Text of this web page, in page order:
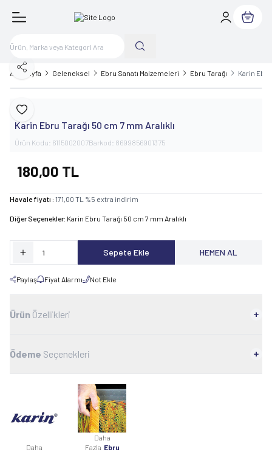
Sepetim
Ana Sayfa Geleneksel Ebru Sanatı Malzemeleri Ebru Tarağı Karin
Favoriye Ekle
Paylaş
Karin
Karin Ebru Tarağı 50 cm 7 mm Aralıklı
Ürün Kodu: 6115002007Barkod: 8699856901375
180,00 TL
Havale fiyatı : 171,00 TL %5 extra indirim
Diğer Seçenekler: Karin Ebru Tarağı 50 cm 7 mm Aralıklı
Sepete Ekle HEMEN AL
Paylaş Fiyat Alarmı Not Ekle
Ürün Özellikleri
Ödeme Seçenekleri
Daha
Daha
Fazla Ebru